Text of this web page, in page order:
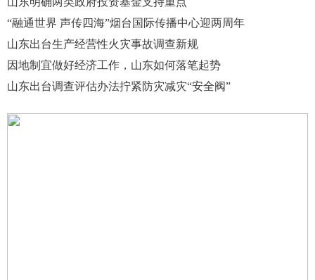
“融通世界 声传四海”烟台国际传播中心迎两周年
山东出台生产经营性火灾事故调查新规
因地制宜做好经济工作，山东如何落笔起势
山东出台调查评估办法拧紧防灾减灾“安全阀”